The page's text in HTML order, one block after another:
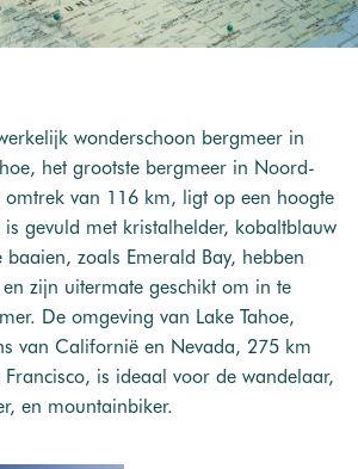
wonderschoon bergmeer in
het grootste bergmeer in Noord-
omtrek van 116 km, ligt op een hoogte
gevuld met kristalhelder, kobaltblauw
baaien, zoals Emerald Bay, hebben
zijn uitermate geschikt om in te
De omgeving van Lake Tahoe,
van Californië en Nevada, 275 km
Francisco, is ideaal voor de wandelaar,
en mountainbiker.